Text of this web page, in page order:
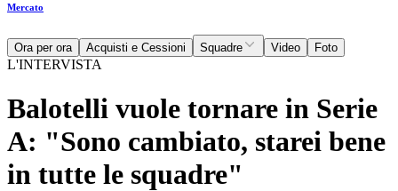
Mercato
Ora per ora Acquisti e Cessioni Squadre Video Foto
L'INTERVISTA
Balotelli vuole tornare in Serie
A: "Sono cambiato, starei bene
in tutte le squadre"